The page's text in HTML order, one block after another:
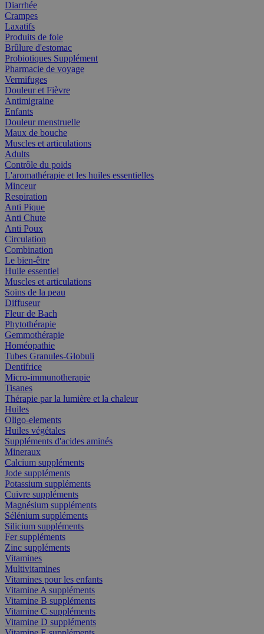
Diarrhée
Crampes
Laxatifs
Produits de foie
Brûlure d'estomac
Probiotiques Supplément
Pharmacie de voyage
Vermifuges
Douleur et Fièvre
Antimigraine
Enfants
Douleur menstruelle
Maux de bouche
Muscles et articulations
Adults
Contrôle du poids
L'aromathérapie et les huiles essentielles
Minceur
Respiration
Anti Pique
Anti Chute
Anti Poux
Circulation
Combination
Le bien-être
Huile essentiel
Muscles et articulations
Soins de la peau
Diffuseur
Fleur de Bach
Phytothérapie
Gemmothérapie
Homéopathie
Tubes Granules-Globuli
Dentifrice
Micro-immunotherapie
Tisanes
Thérapie par la lumière et la chaleur
Huiles
Oligo-elements
Huiles végétales
Suppléments d'acides aminés
Mineraux
Calcium suppléments
Jode suppléments
Potassium suppléments
Cuivre suppléments
Magnésium suppléments
Sélénium suppléments
Silicium suppléments
Fer suppléments
Zinc suppléments
Vitamines
Multivitamines
Vitamines pour les enfants
Vitamine A suppléments
Vitamine B suppléments
Vitamine C suppléments
Vitamine D suppléments